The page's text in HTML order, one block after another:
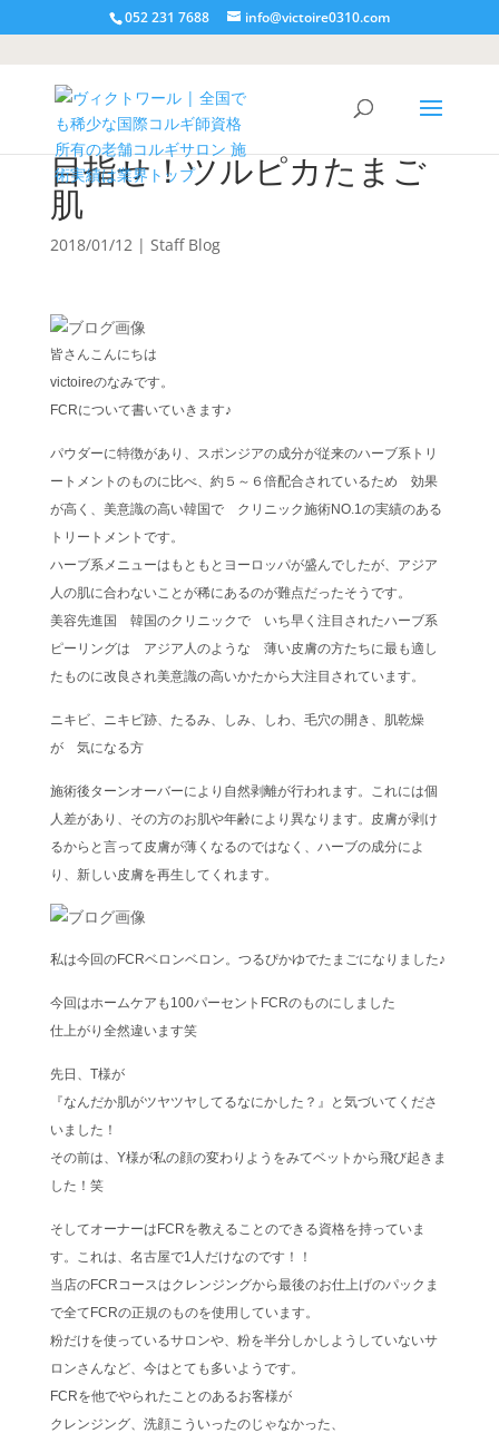
052 231 7688 info@victoire0310.com
目指せ！ツルピカたまご
肌
2018/01/12| Staff Blog
皆さんこんにちは
victoireのなみです。
FCRについて書いていきます♪
パウダーに特徴があり、スポンジアの成分が従来のハーブ系トリ
ートメントのものに比べ、約５～６倍配合されているため 効果
が高く、美意識の高い韓国で クリニック施術NO.1の実績のある
トリートメントです。
ハーブ系メニューはもともとヨーロッパが盛んでしたが、アジア
人の肌に合わないことが稀にあるのが難点だったそうです。
美容先進国 韓国のクリニックで いち早く注目されたハーブ系
ピーリングは アジア人のような 薄い皮膚の方たちに最も適し
たものに改良され美意識の高いかたから大注目されています。
ニキビ、ニキビ跡、たるみ、しみ、しわ、毛穴の開き、肌乾燥
が 気になる方
施術後ターンオーバーにより自然剥離が行われます。これには個
人差があり、その方のお肌や年齢により異なります。皮膚が剥け
るからと言って皮膚が薄くなるのではなく、ハーブの成分によ
り、新しい皮膚を再生してくれます。
私は今回のFCRベロンベロン。つるぴかゆでたまごになりました♪
今回はホームケアも100パーセントFCRのものにしました
仕上がり全然違います笑
先日、T様が
『なんだか肌がツヤツヤしてるなにかした？』と気づいてくださ
いました！
その前は、Y様が私の顔の変わりようをみてベットから飛び起きま
した！笑
そしてオーナーはFCRを教えることのできる資格を持っていま
す。これは、名古屋で1人だけなのです！！
当店のFCRコースはクレンジングから最後のお仕上げのパックま
で全てFCRの正規のものを使用しています。
粉だけを使っているサロンや、粉を半分しかしようしていないサ
ロンさんなど、今はとても多いようです。
FCRを他でやられたことのあるお客様が
クレンジング、洗顔こういったのじゃなかった、